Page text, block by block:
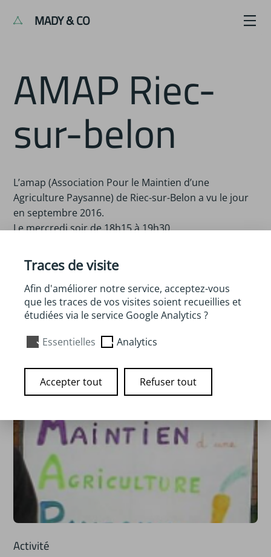
MADY & CO
AMAP Riec-
sur-belon
L’amap (Association Pour le Maintien d’une
Agriculture Paysanne) de Riec-sur-Belon a vu le jour
en septembre 2016.
Le mercredi soir de 18h15 à 19h30
Site
Activité
Traces de visite
Afin d'améliorer notre service, acceptez-vous
que les traces de vos visites soient recueillies et
étudiées via le service Google Analytics ?
Essentielles
Analytics
Accepter tout Refuser tout